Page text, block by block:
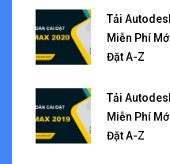
Tải
Miễn Phí
Đặt A-Z
Tải
Miễn Phí
Đặt A-Z